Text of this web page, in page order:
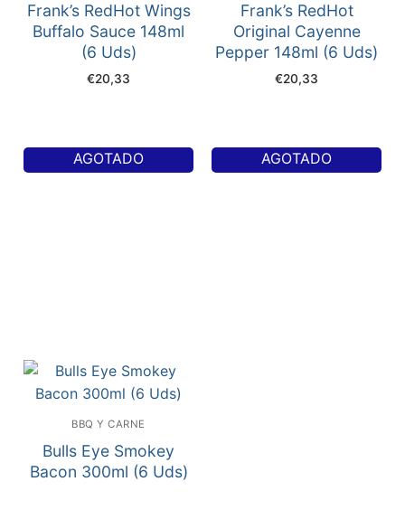
Frank’s RedHot Wings
Buffalo Sauce 148ml
(6 Uds)
€20,33
AGOTADO
Frank’s RedHot
Original Cayenne
Pepper 148ml (6 Uds)
€20,33
AGOTADO
BBQ Y CARNE
Bulls Eye Smokey
Bacon 300ml (6 Uds)